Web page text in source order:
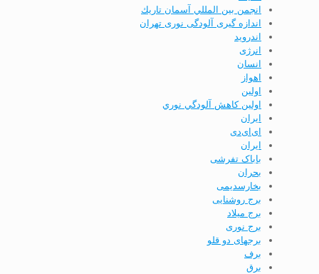
انجمن بين المللي آسمان تاريك
اندازه گیری آلودگی نوری تهران
اندرويد
انرژی
انسان
اهواز
اولين
اولين كاهش آلودگي نوري
ايران
ای‌ای‌دی
ایران
باباک تفرشی
بحران
بخارسدیمی
برج روشنایی
برج ميلاد
برج نوری
برجهای دو قلو
برف
برق